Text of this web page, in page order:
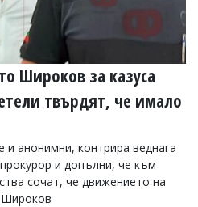
Широков за казуса
твърдят, че имало
и анонимни, контрира веднага
и допълни, че към
сочат, че движението на